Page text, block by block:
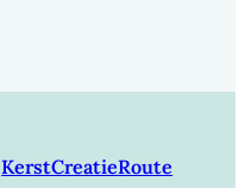
KerstCreatieRoute